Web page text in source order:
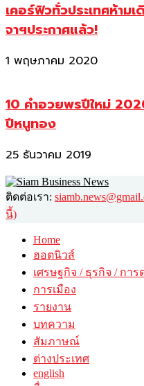
เคอร์ฟิวทั่วประเทศห้าม
จาฯประกาศแล้ว!
1 พฤษภาคม 2020
10 คำอวยพรปีใหม่
ปีหนูทอง
25 ธันวาคม 2019
ติดต่อเรา:
นี้)
Home
ฮอตนิวส์
เศรษฐกิจ / ธุรกิจ / การ
การเมือง
รายงาน
บทความ
สัมภาษณ์
ต่างประเทศ
english